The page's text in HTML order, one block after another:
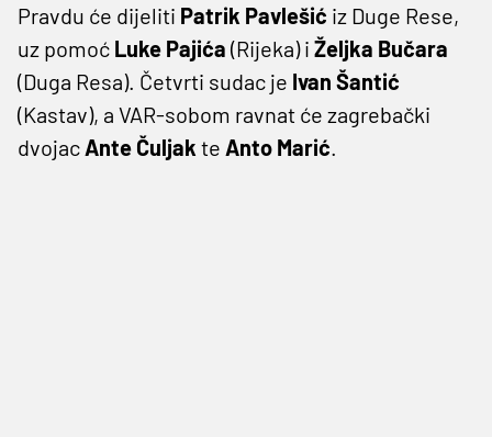
Pravdu će dijeliti Patrik Pavlešić iz Duge Rese,
uz pomoć Luke Pajića (Rijeka) i Željka Bučara
(Duga Resa). Četvrti sudac je Ivan Šantić
(Kastav), a VAR-sobom ravnat će zagrebački
dvojac Ante Čuljak te Anto Marić